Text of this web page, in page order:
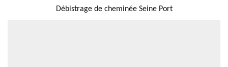
Débistrage de cheminée Seine Port